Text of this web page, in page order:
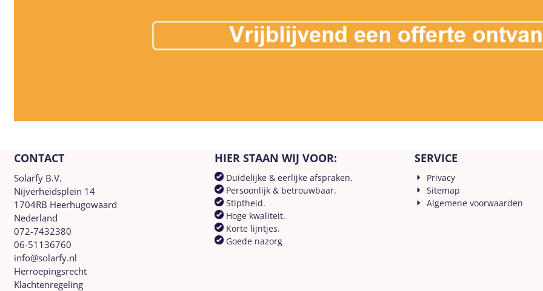
CONTACT
Solarfy B.V.
Nijverheidsplein 14
1704RB Heerhugowaard
Nederland
072-7432380
06-51136760
info@solarfy.nl
Herroepingsrecht
Klachtenregeling
HIER STAAN WIJ VOOR:
Duidelijke & eerlijke afspraken.
Persoonlijk & betrouwbaar.
Stiptheid.
Hoge kwaliteit.
Korte lijntjes.
Goede nazorg
SERVICE
Privacy
Sitemap
Algemene voorwaarden